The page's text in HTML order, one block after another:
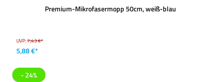
Premium-Mikrofasermopp 50cm, weiß-blau
UVP:7,43 €*
5,88 €*
- 24%